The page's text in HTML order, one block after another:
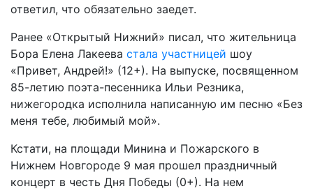
ответил, что обязательно заедет.
Ранее «Открытый Нижний» писал, что жительница
Бора Елена Лакеева стала участницей шоу
«Привет, Андрей!» (12+). На выпуске, посвященном
85-летию поэта-песенника Ильи Резника,
нижегородка исполнила написанную им песню «Без
меня тебе, любимый мой».
Кстати, на площади Минина и Пожарского в
Нижнем Новгороде 9 мая прошел праздничный
концерт в честь Дня Победы (0+). На нем